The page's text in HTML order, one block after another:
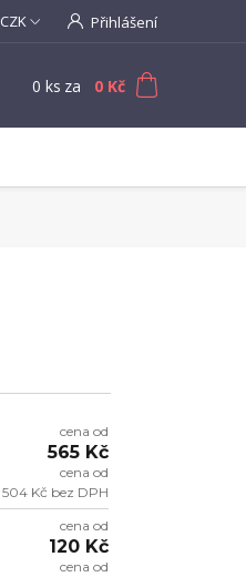
CZK Přihlášení
0 ks za 0 Kč
cena od
565 Kč
cena od
504 Kč bez DPH
cena od
120 Kč
cena od